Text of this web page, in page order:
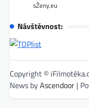
sŽeny.eu
Návštěvnost:
Copyright ©
News byAscendoor |